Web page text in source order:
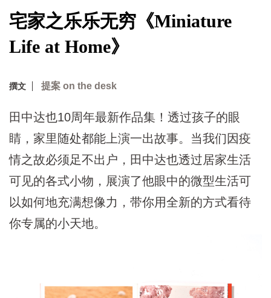
宅家之乐乐无穷《Miniature
Life at Home》
撰文 提案 on the desk
田中达也10周年最新作品集！透过孩子的眼
睛，家里随处都能上演一出故事。当我们因疫
情之故必须足不出户，田中达也透过居家生活
可见的各式小物，展演了他眼中的微型生活可
以如何地充满想像力，带你用全新的方式看待
你专属的小天地。